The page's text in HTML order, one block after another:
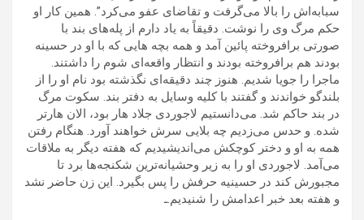
سبابه‌اش را بالا می‌گرفت و تقاضای عفو می‌کرد”. همین کار او
حکم مرگ وی را نوشت. دقیقاً به یاد دارم از پله‌های بند با
صورتی برافروخته پائین آمد و همه بچه هایی که با او در حسینه
بودند هم برافروخته بودند و انتظار واقعه‌ای شوم را داشتند.
ماجرا را جویا شدیم. هنوز چند دقیقه‌ای نگذشته بود نام او را از
بلندگو خواندند و گفتند با کلیه وسایل به دفتر بند. سکوت مرگ
در بند حاکم شد. می‌دانستیم لاجوردی جلاد هار بود، الان هارتر
شده. و حدس می‌زدیم چه بلایی سرش خواهند آورد. هنگام رفتن
همه به او و دختر کوچکش می‌اندیشیدیم که هفته دیگر به ملاقات
می‌آمد. لاجوردی او را به زیر وحشیانه‌ترین شکنجه‌ها برد تا
مجبورش کند در حسینیه حرفش را پس بگیرد. این زن حاضر نشد
و هفته بعد خبر اعدامش را شنیدیم.ـ